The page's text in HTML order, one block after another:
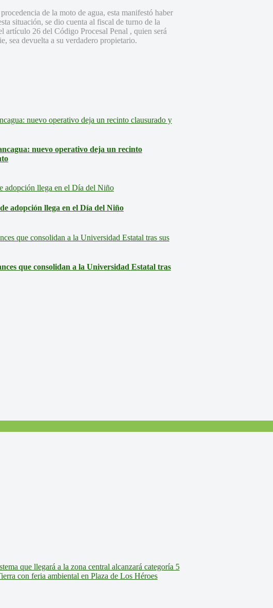
de la moto de agua, esta manifestó haber
situación, se dio cuenta al fiscal de turno de la
artículo 26 del Código Procesal Penal , quien será
sea devuelta a su verdadero propietario.
nuevo operativo deja un recinto
adopción llega en el Día del Niño
que consolidan a la Universidad Estatal tras
que llegará a la zona central alcanzará categoría 5
con feria ambiental en Plaza de Los Héroes